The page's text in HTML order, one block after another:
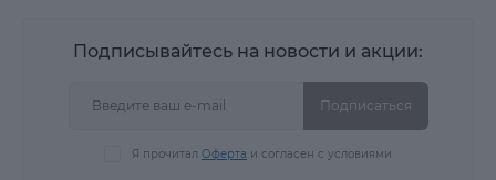
Подписывайтесь на новости и акции:
Подписаться
Я прочитал Оферта и согласен с условиями